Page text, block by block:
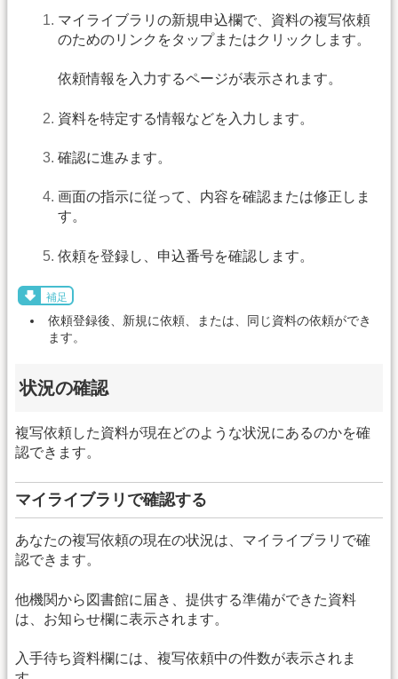
マイライブラリの新規申込欄で、資料の複写依頼
のためのリンクをタップまたはクリックします。
依頼情報を入力するページが表示されます。
資料を特定する情報などを入力します。
確認に進みます。
画面の指示に従って、内容を確認または修正しま
す。
依頼を登録し、申込番号を確認します。
補足
依頼登録後、新規に依頼、または、同じ資料の依頼ができ
ます。
状況の確認
複写依頼した資料が現在どのような状況にあるのかを確
認できます。
マイライブラリで確認する
あなたの複写依頼の現在の状況は、マイライブラリで確
認できます。
他機関から図書館に届き、提供する準備ができた資料
は、お知らせ欄に表示されます。
入手待ち資料欄には、複写依頼中の件数が表示されま